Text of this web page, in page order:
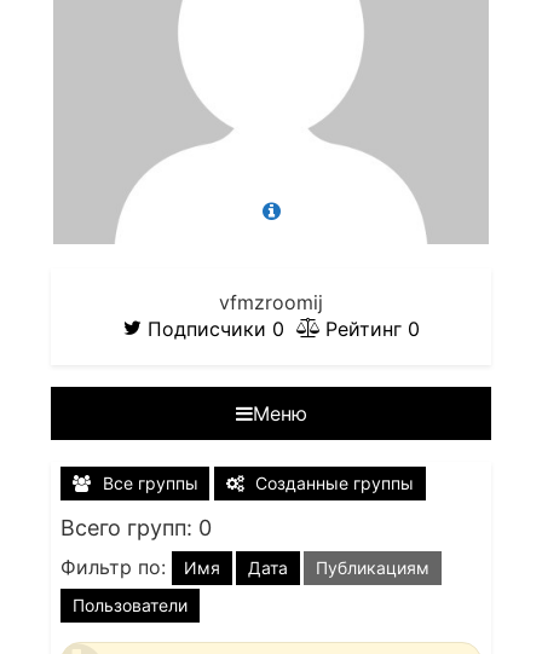
vfmzroomij
Подписчики 0 Рейтинг 0
Меню
Все группы Созданные группы
Всего групп: 0
Фильтр по: Имя Дата
Публикациям
Пользователи